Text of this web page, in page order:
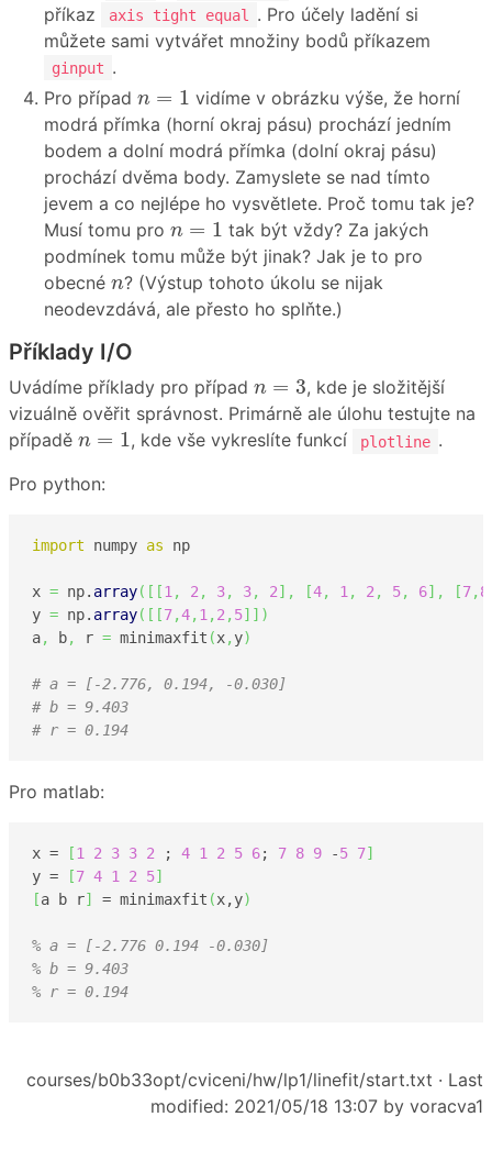
příkaz
axis tight equal
. Pro účely ladění si
můžete sami vytvářet množiny bodů příkazem
ginput .
Pro případ n = 1
n
vidíme v obrázku výše, že horní
modrá přímka (horní okraj pásu) prochází jedním
bodem a dolní modrá přímka (dolní okraj pásu)
prochází dvěma body. Zamyslete se nad tímto
jevem a co nejlépe ho vysvětlete. Proč tomu tak je?
Musí tomu pro n = 1
n
tak být vždy? Za jakých
podmínek tomu může být jinak? Jak je to pro
obecné n
n? (Výstup tohoto úkolu se nijak
neodevzdává, ale přesto ho splňte.)
Příklady I/O
Uvádíme příklady pro případ n = 3
n =3
, kde je složitější
vizuálně ověřit správnost. Primárně ale úlohu testujte na
případě n = 1
n =1 , kde vše vykreslíte funkcí plotline .
Pro python:
import numpy as np
x = np. array( [ [1 , 2 , 3, 3, 2] , [4, 1 , 2 , 5, 6] , [7, 8
y = np. array( [ [7,4, 1 , 2 , 5] ] )
a, b, r = minimaxfit (x, y)
# a = [-2.776, 0.194, -0.030]
# b = 9.403
# r = 0.194
Pro matlab:
x = [1 2 3 3 2 ; 4 1 2 5 6; 7 8 9 -5 7]
y =
[7 4 1 2 5]
[a b r] = minimaxfit (x,y)
% a = [-2.776 0.194 -0.030]
% b = 9.403
% r = 0.194
courses/b0b33opt/cviceni/hw/lp1/linefit/start.txt · Last
modified: 2021/05/18 13:07 by voracva1